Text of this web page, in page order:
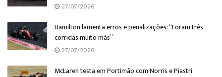
27/07/2026
Hamilton lamenta erros e penalizações: “Foram três
corridas muito más”
27/07/2026
McLaren testa em Portimão com Norris e Piastri